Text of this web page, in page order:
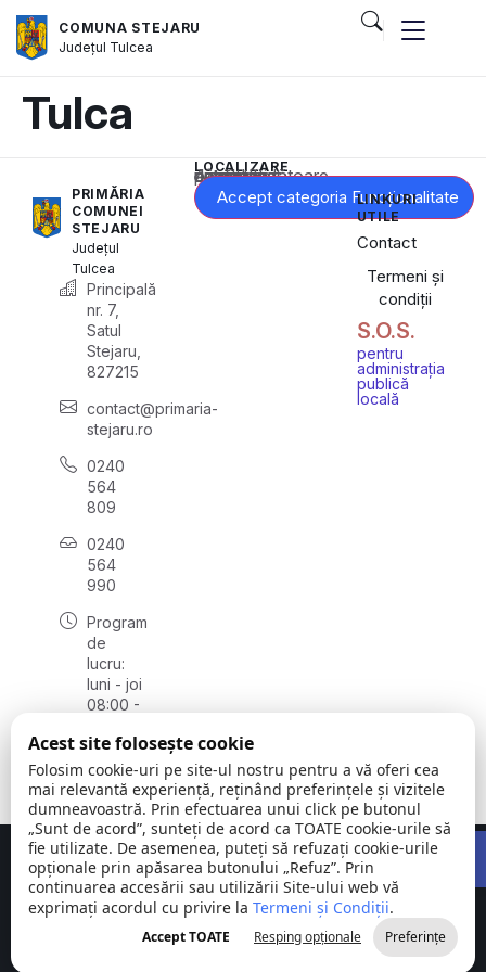
COMUNA STEJARU
Județul Tulcea
Tulca
PRIMĂRIA
COMUNEI
STEJARU
Județul
Tulcea
Principală
nr. 7,
Satul
Stejaru,
827215
contact@primaria-
stejaru.ro
0240
564
809
0240
564
990
Program
de
lucru:
luni - joi
08:00 -
vineri
08:00 -
14:00
LOCALIZARE
Acest conținut este blocat până când acceptați categoria corespunzătoare de cookie-uri.
Accept categoria Funcționalitate
LINKURI
UTILE
Contact
Termeni și
condiții
S.O.S.
pentru
administrația
publică
locală
Comuna
Stejaru |
județul Tulcea
©
2026
Toate
drepturile
rezervate
Concept realizat deBig Media Relații Publice SRL
Acest site folosește cookie
Folosim cookie-uri pe site-ul nostru pentru a vă oferi cea
mai relevantă experiență, reținând preferințele și vizitele
dumneavoastră. Prin efectuarea unui click pe butonul
„Sunt de acord”, sunteți de acord ca TOATE cookie-urile să
fie utilizate. De asemenea, puteți să refuzați cookie-urile
opționale prin apăsarea butonului „Refuz”. Prin
continuarea accesării sau utilizării Site-ului web vă
exprimați acordul cu privire la Termeni și Condiții.
Accept TOATE Resping opționale Preferințe